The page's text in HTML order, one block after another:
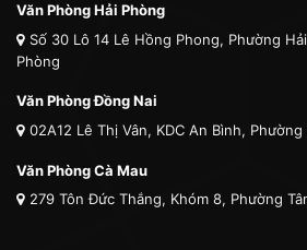
Văn Phòng Hải Phòng
Số 30 Lô 14 Lê Hồng Phong, Phường
Phòng
Văn Phòng Đồng Nai
02A12 Lê Thị Vân, KDC An Bình,
Văn Phòng Cà Mau
279 Tôn Đức Thắng, Khóm 8, Phường